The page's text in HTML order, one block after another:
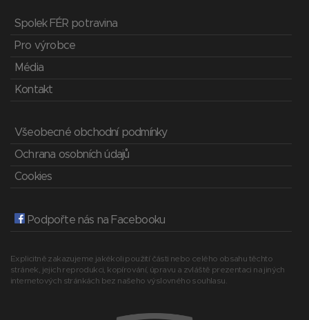
Spolek FÉR potravina
Pro výrobce
Média
Kontakt
Všeobecné obchodní podmínky
Ochrana osobních údajů
Cookies
Podpořte nás na Facebooku
Explicitně zakazujeme jakékoli použití části nebo celého obsahu těchto
stránek, jejich reprodukci, kopírování, úpravu a zvláště prezentaci na jiných
internetových stránkách bez našeho výslovného souhlasu.